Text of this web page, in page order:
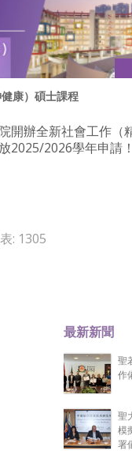
康）碩士課程
開辦全新社會工作（
2025/2026學年申請！
: 1305
最新新聞
聖
作
聖
模
署